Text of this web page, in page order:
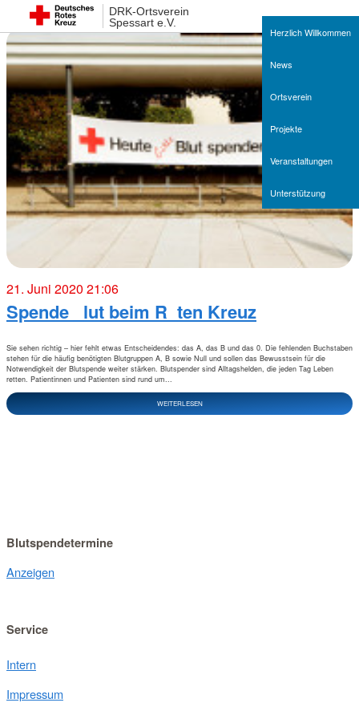
DRK-Ortsverein
Spessart e.V.
Herzlich Willkommen
News
Ortsverein
Projekte
Veranstaltungen
Unterstützung
21. Juni 2020 21:06
Spende _lut beim R_ten Kreuz
Sie sehen richtig – hier fehlt etwas Entscheidendes: das A, das B und das 0. Die fehlenden Buchstaben
stehen für die häufig benötigten Blutgruppen A, B sowie Null und sollen das Bewusstsein für die
Notwendigkeit der Blutspende weiter stärken. Blutspender sind Alltagshelden, die jeden Tag Leben
retten. Patientinnen und Patienten sind rund um...
WEITERLESEN
Blutspendetermine
Anzeigen
Service
Intern
Impressum